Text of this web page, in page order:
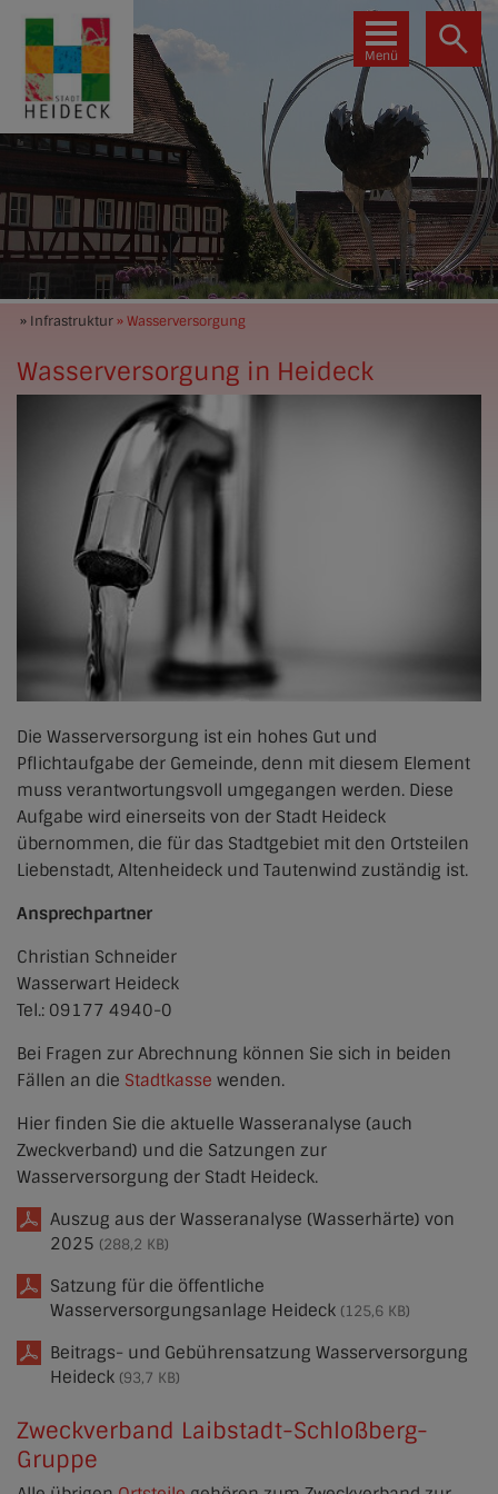
Menü
» Infrastruktur» Wasserversorgung
Wasserversorgung in Heideck
Die Wasserversorgung ist ein hohes Gut und
Pflichtaufgabe der Gemeinde, denn mit diesem Element
muss verantwortungsvoll umgegangen werden. Diese
Aufgabe wird einerseits von der Stadt Heideck
übernommen, die für das Stadtgebiet mit den Ortsteilen
Liebenstadt, Altenheideck und Tautenwind zuständig ist.
Ansprechpartner
Christian Schneider
Wasserwart Heideck
Tel.: 09177 4940-0
Bei Fragen zur Abrechnung können Sie sich in beiden
Fällen an die Stadtkasse wenden.
Hier finden Sie die aktuelle Wasseranalyse (auch
Zweckverband) und die Satzungen zur
Wasserversorgung der Stadt Heideck.
Auszug aus der Wasseranalyse (Wasserhärte) von
2025 (288,2 KB)
Satzung für die öffentliche
Wasserversorgungsanlage Heideck (125,6 KB)
Beitrags- und Gebührensatzung Wasserversorgung
Heideck (93,7 KB)
Zweckverband Laibstadt-Schloßberg-
Gruppe